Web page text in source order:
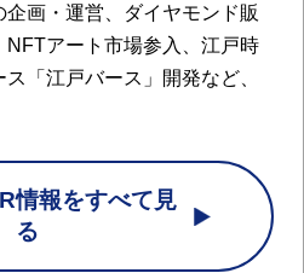
画・運営、ダイヤモンド販
アート市場参入、江戸時
「江戸バース」開発など、
情報をすべて見
る